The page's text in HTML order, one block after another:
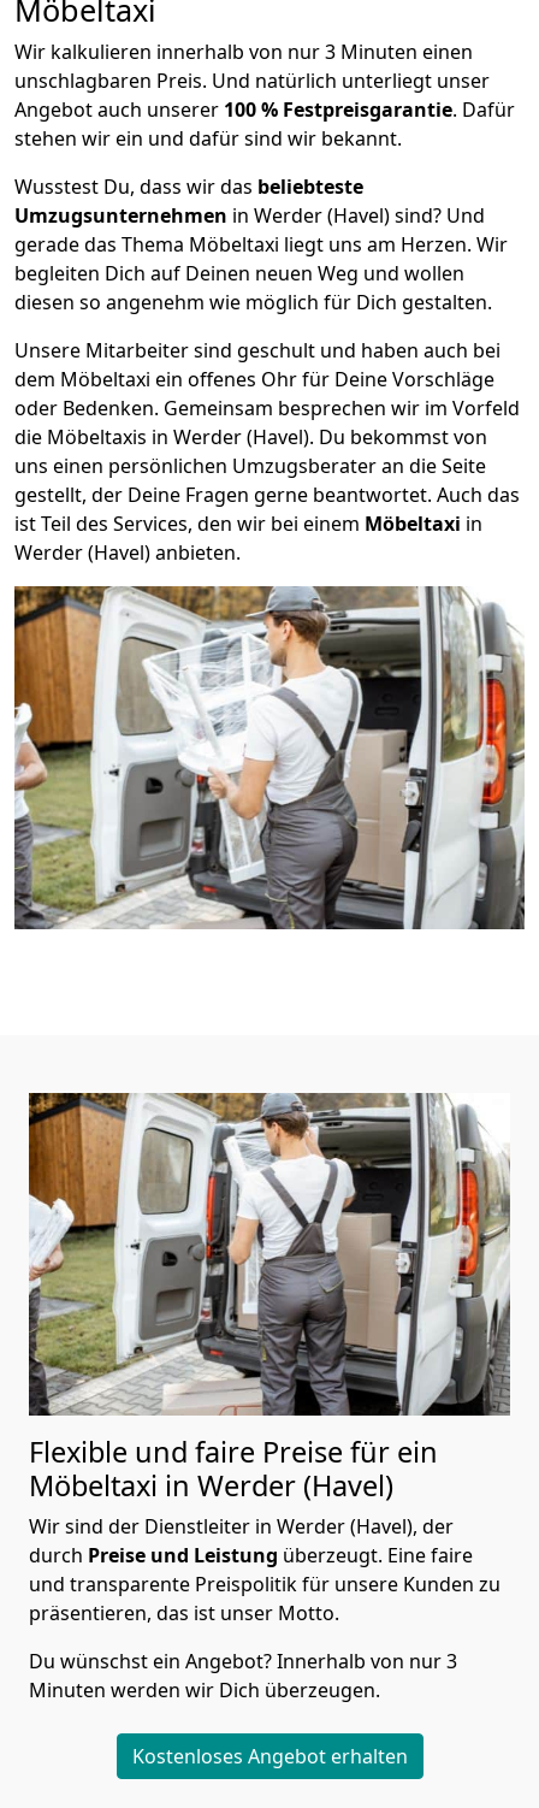
Möbeltaxi
Wir kalkulieren innerhalb von nur 3 Minuten einen
unschlagbaren Preis. Und natürlich unterliegt unser
Angebot auch unserer 100 % Festpreisgarantie. Dafür
stehen wir ein und dafür sind wir bekannt.
Wusstest Du, dass wir das beliebteste
Umzugsunternehmen in Werder (Havel) sind? Und
gerade das Thema Möbeltaxi liegt uns am Herzen. Wir
begleiten Dich auf Deinen neuen Weg und wollen
diesen so angenehm wie möglich für Dich gestalten.
Unsere Mitarbeiter sind geschult und haben auch bei
dem Möbeltaxi ein offenes Ohr für Deine Vorschläge
oder Bedenken. Gemeinsam besprechen wir im Vorfeld
die Möbeltaxis in Werder (Havel). Du bekommst von
uns einen persönlichen Umzugsberater an die Seite
gestellt, der Deine Fragen gerne beantwortet. Auch das
ist Teil des Services, den wir bei einem Möbeltaxi in
Werder (Havel) anbieten.
Flexible und faire Preise für ein
Möbeltaxi in Werder (Havel)
Wir sind der Dienstleiter in Werder (Havel), der
durch Preise und Leistung überzeugt. Eine faire
und transparente Preispolitik für unsere Kunden zu
präsentieren, das ist unser Motto.
Du wünschst ein Angebot? Innerhalb von nur 3
Minuten werden wir Dich überzeugen.
Kostenloses Angebot erhalten